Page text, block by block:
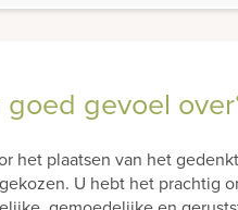
gevoel
het plaatsen van het
U hebt het prachtig